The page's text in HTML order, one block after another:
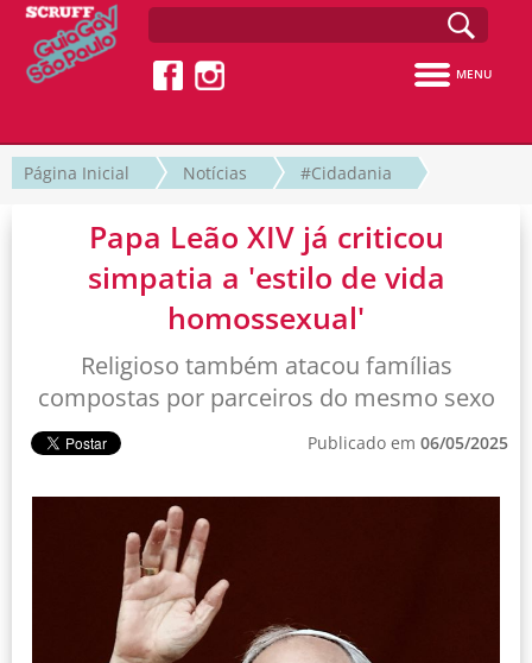
MENU
Página Inicial Notícias #Cidadania
Papa Leão XIV já criticou
simpatia a 'estilo de vida
homossexual'
Religioso também atacou famílias
compostas por parceiros do mesmo sexo
Publicado em 06/05/2025